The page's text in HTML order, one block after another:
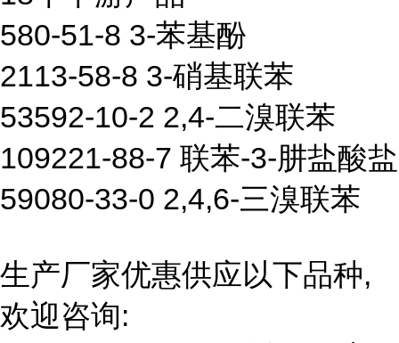
580-51-8 3-苯基酚
2113-58-8 3-硝基联苯
53592-10-2 2,4-二溴联苯
109221-88-7 联苯-3-肼盐酸盐
59080-33-0 2,4,6-三溴联苯
生产厂家优惠供应以下品种,
欢迎咨询: